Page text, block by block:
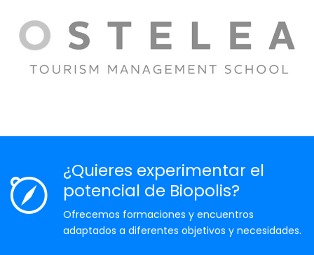
¿Quieres experimentar el
potencial de Biopolis?
Ofrecemos formaciones y encuentros
adaptados a diferentes objetivos y necesidades.